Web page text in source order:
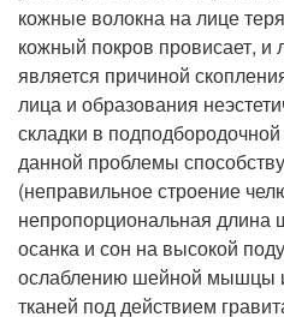
кожные волокна на лице
кожный покров провисает, и
является причиной
лица и образования
складки в
данной проблемы
(неправильное строение
непропорциональная длина
осанка и сон на высокой
ослаблению шейной мышцы
тканей под действием